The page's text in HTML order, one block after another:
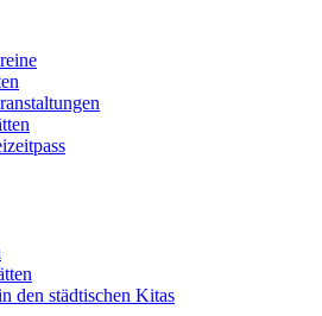
den städtischen Kitas